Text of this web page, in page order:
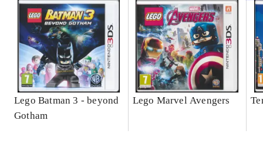
Lego Batman 3 - beyond
Gotham
Lego Marvel Avengers